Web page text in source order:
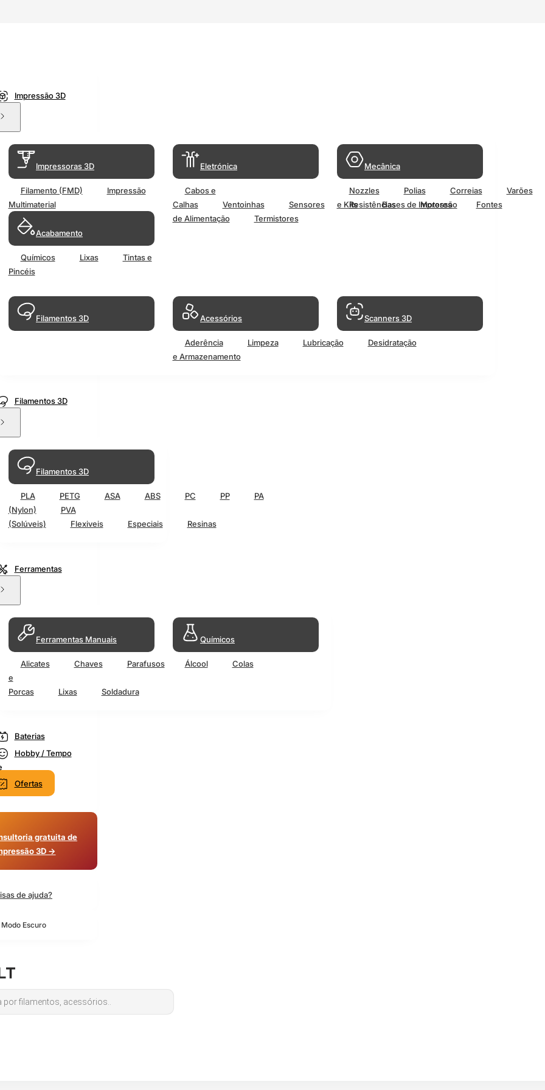
Impressão 3D
Impressoras 3D
Filamento (FMD)
Impressão
Multimaterial
Acabamento
Químicos Lixas
Tintas e
Pincéis
Eletrónica
Cabos e
Calhas
Ventoinhas Sensores Resistências Motores
Fontes
de Alimentação
Termistores
Mecânica
Nozzles Polias Correias
Varões
e Kits
Bases de Impressão
Filamentos 3D Acessórios
Aderência Limpeza Lubricação
Desidratação
e Armazenamento
Scanners 3D
Filamentos 3D
Filamentos 3D
PLA PETG ASA ABS PC PP
PA
(Nylon)
PVA
(Solúveis)
Flexiveis Especiais Resinas
Ferramentas
Ferramentas Manuais
Alicates Chaves
Parafusos
e
Porcas
Lixas Soldadura
Químicos
Álcool Colas
Baterias
Hobby / Tempo
Ofertas
gratuita de
3D →
de ajuda?
Escuro